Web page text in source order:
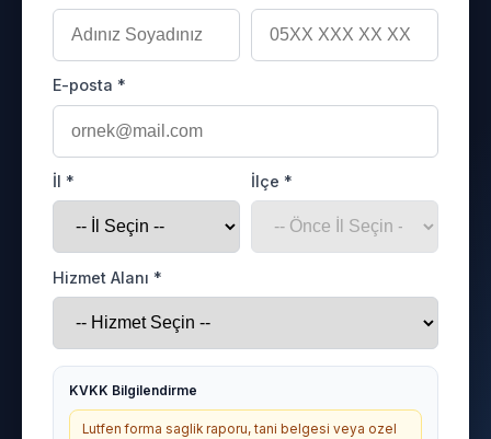
E-posta *
İl * İlçe *
Hizmet Alanı *
KVKK Bilgilendirme
Lutfen forma saglik raporu, tani belgesi veya ozel